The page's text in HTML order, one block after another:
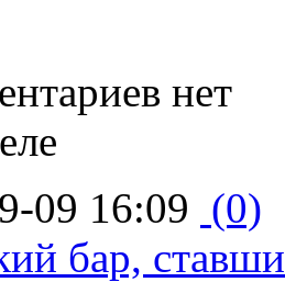
нет
09 16:09 (0)
бар,